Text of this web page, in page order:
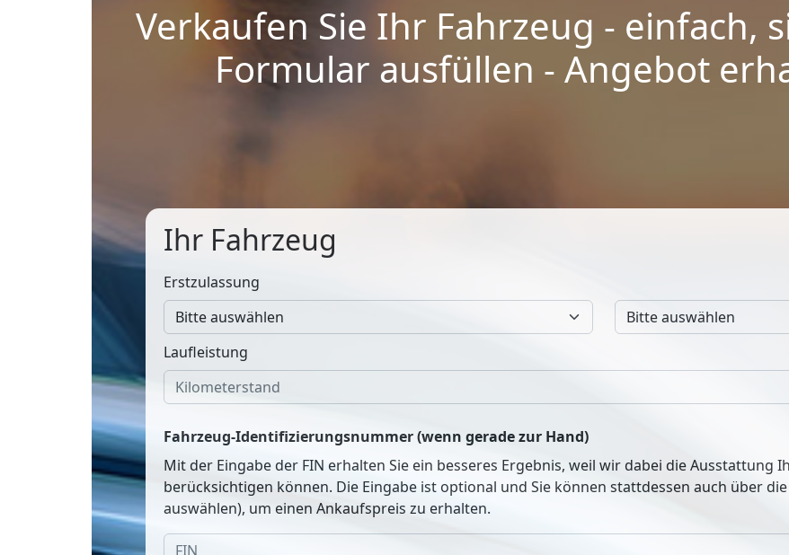
Verkaufen Sie Ihr Fahrzeug - einfach,
Formular ausfüllen - Angebot
Ihr Fahrzeug
Erstzulassung
Laufleistung
Fahrzeug-Identifizierungsnummer (wenn gerade zur Hand)
Mit der Eingabe der FIN erhalten Sie ein besseres Ergebnis, weil wir dabei die Ausstattung
berücksichtigen können. Die Eingabe ist optional und Sie können stattdessen auch über
auswählen), um einen Ankaufspreis zu erhalten.